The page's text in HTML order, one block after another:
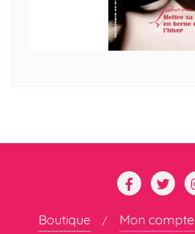
Boutique Mon compte